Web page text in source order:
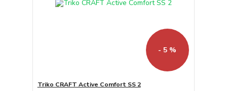
- 5 %
Triko CRAFT Active Comfort SS 2